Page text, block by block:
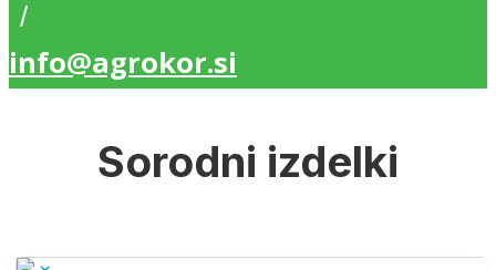
/
info@agrokor.si
Sorodni izdelki